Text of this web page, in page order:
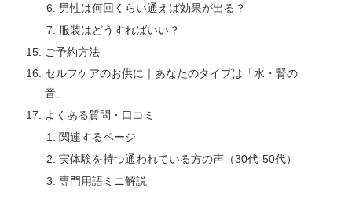
男性は何回くらい通えば効果が出る？
服装はどうすればいい？
ご予約方法
セルフケアのお供に｜あなたのタイプは「水・腎の
音」
よくある質問・口コミ
関連するページ
実体験を持つ通われている方の声（30代-50代）
専門用語ミニ解説